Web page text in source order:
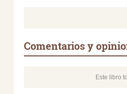
Comentarios y
Este libro